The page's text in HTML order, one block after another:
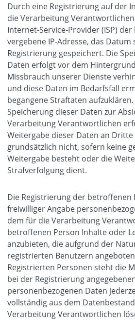
Durch eine Registrierung auf der
die Verarbeitung
Internet-Service-Provider (ISP)
vergebene IP-Adresse, das
Registrierung gespeichert. Die
Daten erfolgt vor dem
Missbrauch unserer Dienste
und diese Daten im Bedarfsfall
begangene Straftaten
Speicherung dieser Daten zur
Verarbeitung Verantwortlichen
Weitergabe dieser Daten an
grundsätzlich nicht, sofern keine
Weitergabe besteht oder die
Strafverfolgung dient.
Die Registrierung der betroffenen
freiwilliger Angabe
dem für die Verarbeitung
betroffenen Person Inhalte oder
anzubieten, die aufgrund der
registrierten Benutzern
Registrierten Personen steht die
bei der Registrierung
personenbezogenen Daten
vollständig aus dem
Verarbeitung Verantwortlichen